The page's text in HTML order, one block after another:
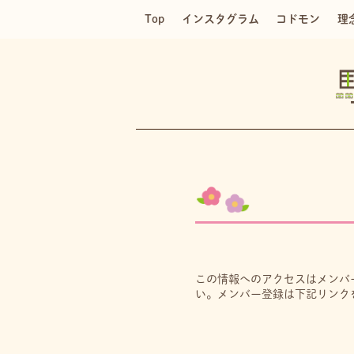
Top インスタグラム コドモン 理
この情報へのアクセスはメン
い。メンバー登録は下記リンク